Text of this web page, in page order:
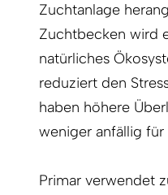
Zuchtanlage
Zuchtbecken wird
natürliches
reduziert den
haben höhere
weniger anfällig für
Primar verwendet